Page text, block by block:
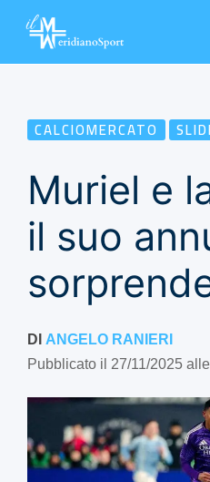
CALCIOMERCATO
Muriel e
il suo
DI ANGELO RANIERI
Pubblicato il 27/11/2025